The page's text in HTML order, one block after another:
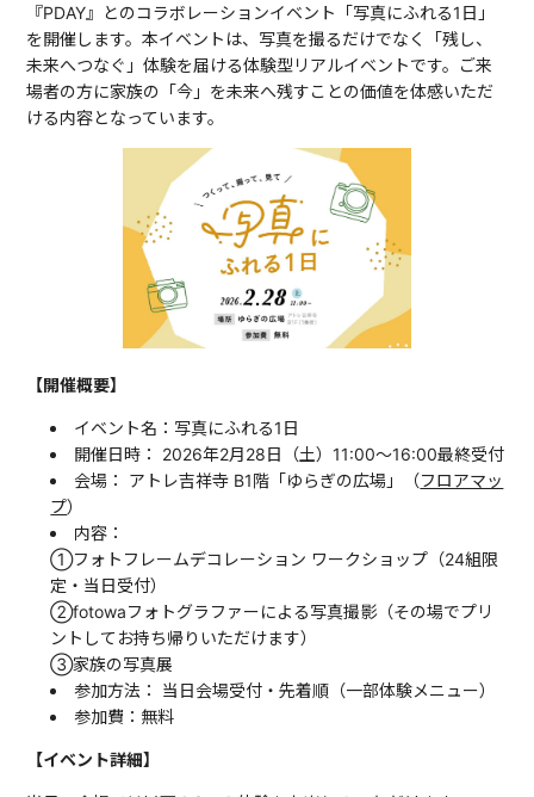
『PDAY』とのコラボレーションイベント「写真にふれる1日」
を開催します。本イベントは、写真を撮るだけでなく「残し、
未来へつなぐ」体験を届ける体験型リアルイベントです。ご来
場者の方に家族の「今」を未来へ残すことの価値を体感いただ
ける内容となっています。
【開催概要】
イベント名：写真にふれる1日
開催日時： 2026年2月28日（土）11:00〜16:00最終受付
会場： アトレ吉祥寺 B1階「ゆらぎの広場」（フロアマッ
プ）
内容：
①フォトフレームデコレーション ワークショップ（24組限
定・当日受付）
②fotowaフォトグラファーによる写真撮影（その場でプリ
ントしてお持ち帰りいただけます）
③家族の写真展
参加方法： 当日会場受付・先着順（一部体験メニュー）
参加費：無料
【イベント詳細】